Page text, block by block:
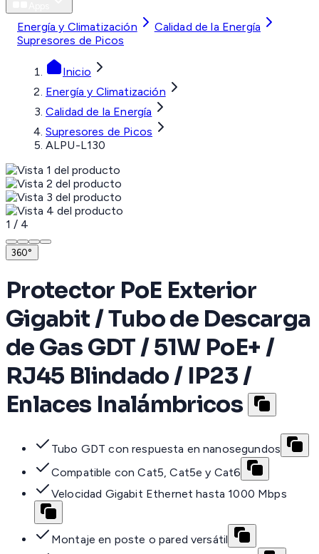
Energía y Climatización
Calidad de la Energía
Supresores de Picos
Inicio
Energía y Climatización
Calidad de la Energía
Supresores de Picos
ALPU-L130
1 / 4
360°
Protector PoE Exterior
Gigabit / Tubo de Descarga
de Gas GDT / 51W PoE+ /
RJ45 Blindado / IP23 /
Enlaces Inalámbricos
Tubo GDT con respuesta en nanosegundos
Compatible con Cat5, Cat5e y Cat6
Velocidad Gigabit Ethernet hasta 1000 Mbps
Montaje en poste o pared versátil